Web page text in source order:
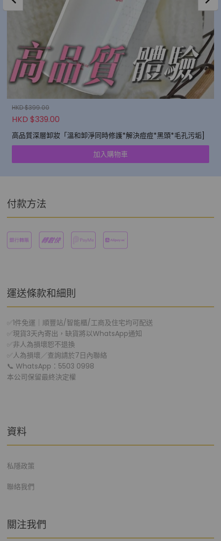
HKD $399.00
HKD $339.00
高品質深層卸妝「溫和卸淨同時修護*解決痘痘*黑頭*毛孔污垢]
加入購物車
付款方法
運送條款和細則
✅1件免運｜順豐站/智能櫃/工商及住宅均可配送
✅現貨3天內寄出，缺貨將以WhatsApp通知
✅非人為損壞恕不退換
✅人為損壞／查詢請於7日內聯絡
📞 WhatsApp：5503 0998
本公司保留最終決定權
資料
私隱政策
聯絡我們
關注我們